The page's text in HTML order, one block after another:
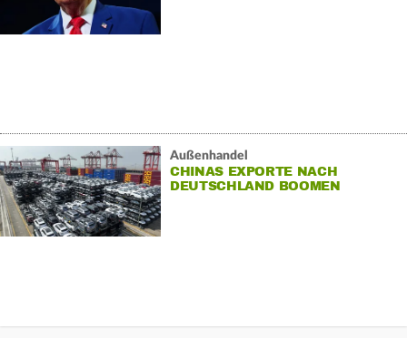
Außenhandel
CHINAS EXPORTE NACH
DEUTSCHLAND BOOMEN